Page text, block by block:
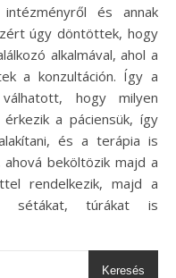
és annak
úgy döntöttek, hogy
alkalmával, ahol a
a konzultáción. Így a
hogy milyen
a páciensük, így
és a terápia is
beköltözik majd a
rendelkezik, majd a
sétákat, túrákat is
Keresés